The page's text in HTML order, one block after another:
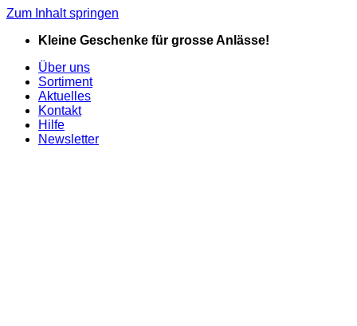
Zum Inhalt springen
Kleine Geschenke für grosse Anlässe!
Über uns
Sortiment
Aktuelles
Kontakt
Hilfe
Newsletter